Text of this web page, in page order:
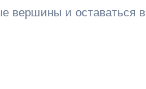
вершины и оставаться в